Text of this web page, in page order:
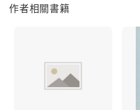
作者相關書籍